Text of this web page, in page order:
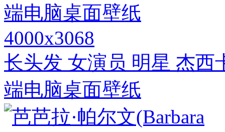
4000x3068
长头发 女演员 明星 杰西
端电脑桌面壁纸